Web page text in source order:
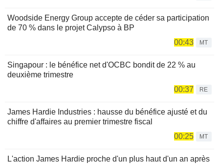
Woodside Energy Group accepte de céder sa participation
de 70 % dans le projet Calypso à BP
00:43
MT
Singapour : le bénéfice net d'OCBC bondit de 22 % au
deuxième trimestre
00:37
RE
James Hardie Industries : hausse du bénéfice ajusté et du
chiffre d'affaires au premier trimestre fiscal
00:25
MT
L'action James Hardie proche d'un plus haut d'un an après